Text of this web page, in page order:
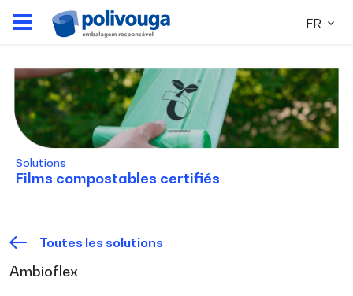
FR
Solutions
Films compostables certifiés
Toutes les solutions
Ambioflex